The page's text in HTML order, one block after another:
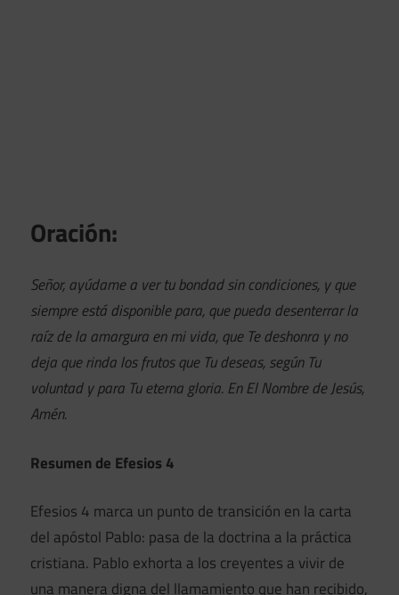
Oración:
Señor, ayúdame a ver tu bondad sin condiciones, y que
siempre está disponible para, que pueda desenterrar la
raíz de la amargura en mi vida, que Te deshonra y no
deja que rinda los frutos que Tu deseas, según Tu
voluntad y para Tu eterna gloria. En El Nombre de Jesús,
Amén.
Resumen de Efesios 4
Efesios 4 marca un punto de transición en la carta
del apóstol Pablo: pasa de la doctrina a la práctica
cristiana. Pablo exhorta a los creyentes a vivir de
una manera digna del llamamiento que han recibido,